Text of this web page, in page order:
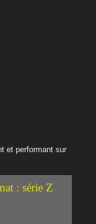
et performant sur
: série Z